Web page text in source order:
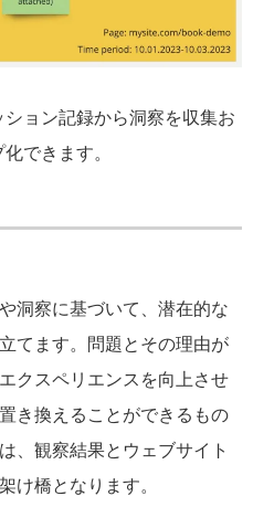
ョン記録から洞察を収集お
できます。
洞察に基づいて、潜在的な
てます。問題とその理由が
クスペリエンスを向上させ
き換えることができるもの
、観察結果とウェブサイト
け橋となります。